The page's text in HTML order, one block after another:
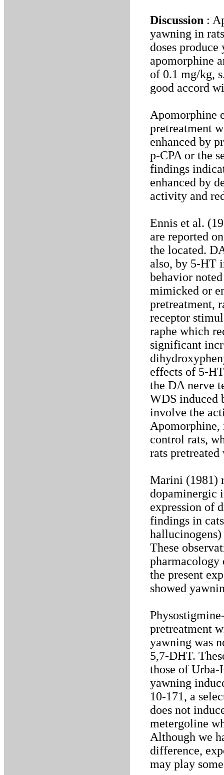
Discussion :
yawning in
doses
apomorphine
of 0.1 mg/kg,
good accord
Apomorphine
pretreatment
enhanced by
p-CPA or the
findings
enhanced by
activity and
Ennis et al.
are reported
the located.
also, by 5-HT
behavior
mimicked or
pretreatment,
receptor
raphe which
significant
effects of 5-
the DA nerve
WDS induced
involve the
control rats,
rats
Marini (1981)
dopaminergic
expression of
findings in
These
pharmacology
the present
showed
pretreatment
yawning was
5,7-DHT.
those of
yawning
10-171, a
does not
metergoline
Although we
difference,
may play